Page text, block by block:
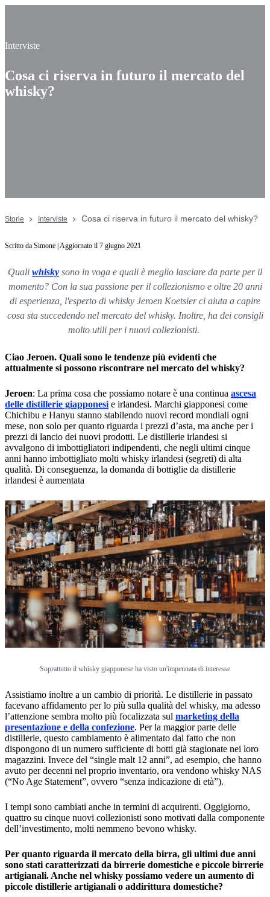
Interviste
Cosa ci riserva in futuro il mercato del
whisky?
Storie Interviste Cosa ci riserva in futuro il mercato del whisky?
Scritto da Simone | Aggiornato il 7 giugno 2021
Quali whisky sono in voga e quali è meglio lasciare da parte per il
momento? Con la sua passione per il collezionismo e oltre 20 anni
di esperienza, l'esperto di whisky Jeroen Koetsier ci aiuta a capire
cosa sta succedendo nel mercato del whisky. Inoltre, ha dei consigli
molto utili per i nuovi collezionisti.
Ciao Jeroen. Quali sono le tendenze più evidenti che
attualmente si possono riscontrare nel mercato del whisky?
Jeroen: La prima cosa che possiamo notare è una continua ascesa
delle distillerie giapponesi e irlandesi. Marchi giapponesi come
Chichibu e Hanyu stanno stabilendo nuovi record mondiali ogni
mese, non solo per quanto riguarda i prezzi d’asta, ma anche per i
prezzi di lancio dei nuovi prodotti. Le distillerie irlandesi si
avvalgono di imbottigliatori indipendenti, che negli ultimi cinque
anni hanno imbottigliato molti whisky irlandesi (segreti) di alta
qualità. Di conseguenza, la domanda di bottiglie da distillerie
irlandesi è aumentata
Soprattutto il whisky giapponese ha visto un'impennata di interesse
Assistiamo inoltre a un cambio di priorità. Le distillerie in passato
facevano affidamento per lo più sulla qualità del whisky, ma adesso
l’attenzione sembra molto più focalizzata sul marketing della
presentazione e della confezione. Per la maggior parte delle
distillerie, questo cambiamento è alimentato dal fatto che non
dispongono di un numero sufficiente di botti già stagionate nei loro
magazzini. Invece del “single malt 12 anni”, ad esempio, che hanno
avuto per decenni nel proprio inventario, ora vendono whisky NAS
(“No Age Statement”, ovvero “senza indicazione di età”).
I tempi sono cambiati anche in termini di acquirenti. Oggigiorno,
quattro su cinque nuovi collezionisti sono motivati dalla componente
dell’investimento, molti nemmeno bevono whisky.
Per quanto riguarda il mercato della birra, gli ultimi due anni
sono stati caratterizzati da birrerie domestiche e piccole birrerie
artigianali. Anche nel whisky possiamo vedere un aumento di
piccole distillerie artigianali o addirittura domestiche?